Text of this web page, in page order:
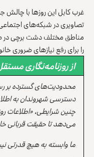
غرب کابل این روزها با
تصاویری در شبکه‌های
مناطق مختلف دشت برچی در
را برای رفع نیازهای ضروری
از روزنامه‌نگاری
محدودیت‌های گسترده بر
دسترسی شهروندان به
چنین شرایطی، «اطلاعات
می‌دهد تا حقیقت
ما وابسته به هیچ قدرتی